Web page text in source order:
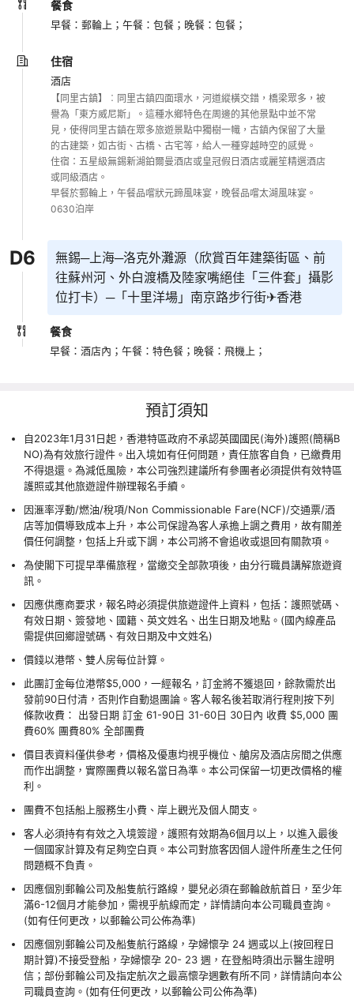
餐食
早餐：郵輪上；午餐：包餐； 晚餐：包餐；
住宿
酒店
【同里古鎮】︰同里古鎮四面環水，河道縱橫交錯，橋梁眾多，被
譽為「東方威尼斯」。這種水鄉特色在周邊的其他景點中並不常
見，使得同里古鎮在眾多旅遊景點中獨樹一幟，古鎮內保留了大量
的古建築，如古街、古橋、古宅等，給人一種穿越時空的感覺。
住宿：五星級無錫新湖鉑爾曼酒店或皇冠假日酒店或麗笙精選酒店
或同級酒店。
早餐於郵輪上，午餐品嚐狀元蹄風味宴，晚餐品嚐太湖風味宴。
0630泊岸
D6
無錫─上海─洛克外灘源（欣賞百年建築街區、前
往蘇州河、外白渡橋及陸家嘴絕佳「三件套」攝影
位打卡）─「十里洋場」南京路步行街✈香港
餐食
早餐：酒店內；午餐：特色餐； 晚餐：飛機上；
預訂須知
自2023年1月31日起，香港特區政府不承認英國國民(海外)護照(簡稱B
NO)為有效旅行證件。出入境如有任何問題，責任旅客自負，已繳費用
不得退還。為減低風險，本公司強烈建議所有參團者必須提供有效特區
護照或其他旅遊證件辦理報名手續。
因滙率浮動/燃油/稅項/Non Commissionable Fare(NCF)/交通票/酒
店等加價導致成本上升，本公司保證為客人承擔上調之費用，故有關差
價任何調整，包括上升或下調，本公司將不會追收或退回有關款項。
為使閣下可提早準備旅程，當繳交全部款項後，由分行職員講解旅遊資
訊。
因應供應商要求，報名時必須提供旅遊證件上資料，包括：護照號碼、
有效日期、簽發地、國籍、英文姓名、出生日期及地點。(國內線產品
需提供回鄉證號碼、有效日期及中文姓名)
價錢以港幣、雙人房每位計算。
此團訂金每位港幣$5,000，一經報名，訂金將不獲退回，餘款需於出
發前90日付清，否則作自動退團論。客人報名後若取消行程則按下列
條款收費： 出發日期 訂金 61-90日 31-60日 30日內 收費 $5,000 團
費60% 團費80% 全部團費
價目表資料僅供參考，價格及優惠均視乎機位、艙房及酒店房間之供應
而作出調整，實際團費以報名當日為準。本公司保留一切更改價格的權
利。
團費不包括船上服務生小費、岸上觀光及個人開支。
客人必須持有有效之入境簽證，護照有效期為6個月以上，以進入最後
一個國家計算及有足夠空白頁。本公司對旅客因個人證件所產生之任何
問題概不負責。
因應個別郵輪公司及船隻航行路線，嬰兒必須在郵輪啟航首日，至少年
滿6-12個月才能參加，需視乎航線而定，詳情請向本公司職員查詢。
(如有任何更改，以郵輪公司公佈為準)
因應個別郵輪公司及船隻航行路線，孕婦懷孕 24 週或以上(按回程日
期計算)不接受登船，孕婦懷孕 20- 23 週，在登船時須出示醫生證明
信；部份郵輪公司及指定航次之最高懷孕週數有所不同，詳情請向本公
司職員查詢。(如有任何更改，以郵輪公司公佈為準)